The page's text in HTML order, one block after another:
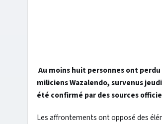
Au moins huit personnes ont
miliciens Wazalendo, survenus
été confirmé par des sources
Les affrontements ont opposé des